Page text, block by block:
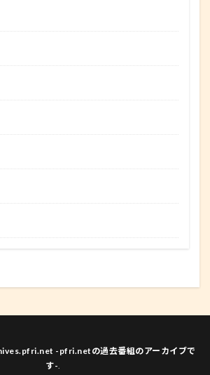
-pfri.netの過去番組のアーカイブで
す-.